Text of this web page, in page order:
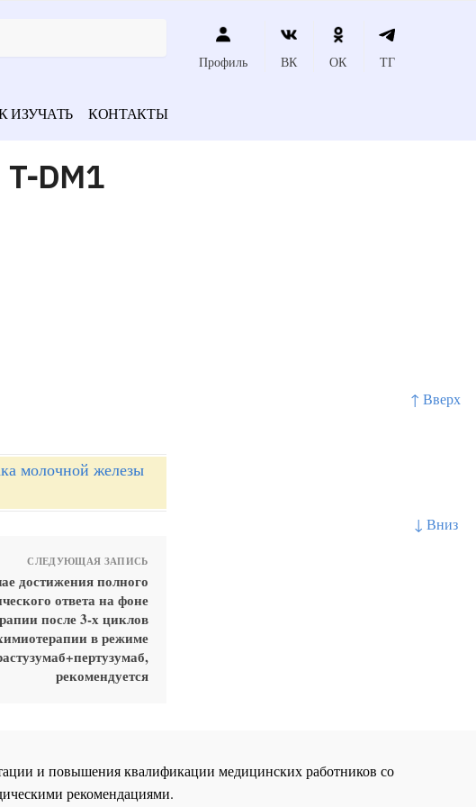
↑ Вверх
↓ Вниз
Профиль ВК ОК ТГ
ИЗУЧАТЬ КОНТАКТЫ
DM1
молочной железы
СЛЕДУЮЩАЯ ЗАПИСЬ
достижения полного
ответа на фоне
после 3-х циклов
в режиме
рекомендуется
и повышения квалификации медицинских работников со
рекомендациями.